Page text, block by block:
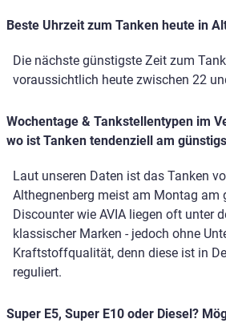
Beste Uhrzeit zum Tanken heute in
Die nächste günstigste Zeit zum
voraussichtlich heute zwischen 22
Wochentage & Tankstellentypen im
wo ist Tanken tendenziell am
Laut unseren Daten ist das Tanken
Althegnenberg meist am Montag am
Discounter wie AVIA liegen oft unter
klassischer Marken - jedoch ohne
Kraftstoffqualität, denn diese ist in
reguliert.
Super E5, Super E10 oder Diesel?